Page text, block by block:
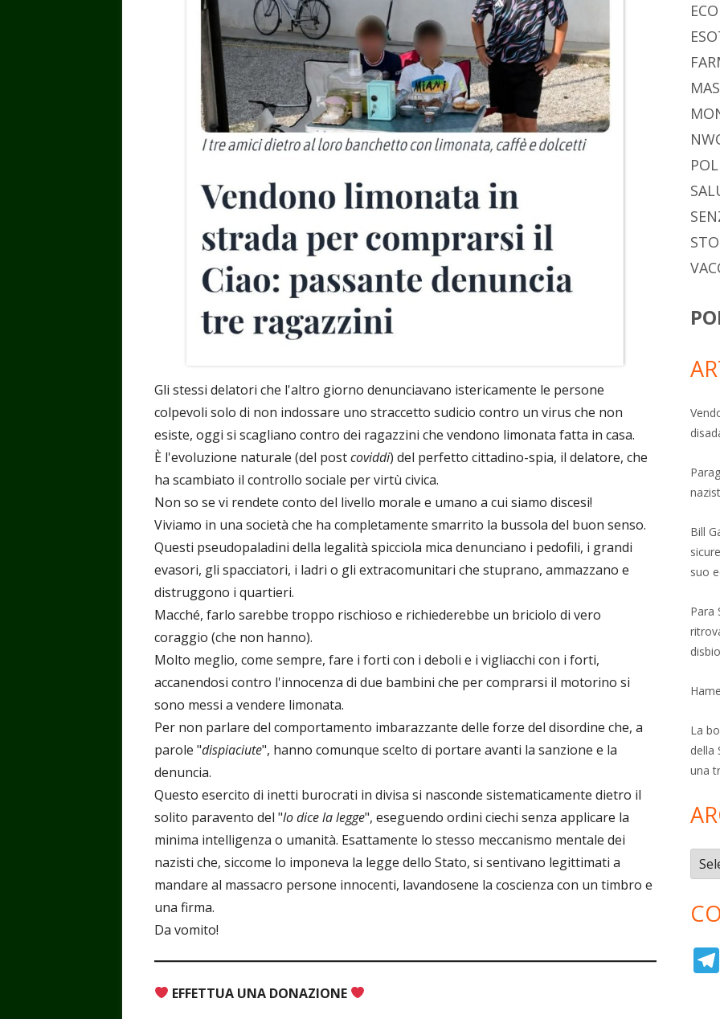
Gli stessi delatori che l'altro giorno denunciavano istericamente le persone
colpevoli solo di non indossare uno straccetto sudicio contro un virus che non
esiste, oggi si scagliano contro dei ragazzini che vendono limonata fatta in casa.
È l'evoluzione naturale (del postcoviddi) del perfetto cittadino-spia, il delatore, che
ha scambiato il controllo sociale per virtù civica.
Non so se vi rendete conto del livello morale e umano a cui siamo discesi!
Viviamo in una società che ha completamente smarrito la bussola del buon senso.
Questi pseudopaladini della legalità spicciola mica denunciano i pedofili, i grandi
evasori, gli spacciatori, i ladri o gli extracomunitari che stuprano, ammazzano e
distruggono i quartieri.
Macché, farlo sarebbe troppo rischioso e richiederebbe un briciolo di vero
coraggio (che non hanno).
Molto meglio, come sempre, fare i forti con i deboli e i vigliacchi con i forti,
accanendosi contro l'innocenza di due bambini che per comprarsi il motorino si
sono messi a vendere limonata.
Per non parlare del comportamento imbarazzante delle forze del disordine che, a
parole "dispiaciute", hanno comunque scelto di portare avanti la sanzione e la
denuncia.
Questo esercito di inetti burocrati in divisa si nasconde sistematicamente dietro il
solito paravento del "lo dice la legge", eseguendo ordini ciechi senza applicare la
minima intelligenza o umanità. Esattamente lo stesso meccanismo mentale dei
nazisti che, siccome lo imponeva la legge dello Stato, si sentivano legittimati a
mandare al massacro persone innocenti, lavandosene la coscienza con un timbro e
una firma.
Da vomito!
EFFETTUA UNA DONAZIONE
Bill
suo
Para
La
della
una